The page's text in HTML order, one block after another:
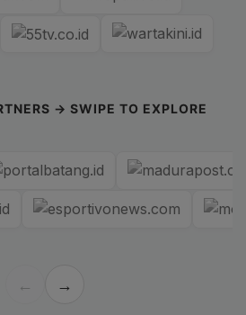
→ SWIPE TO EXPLORE
← →